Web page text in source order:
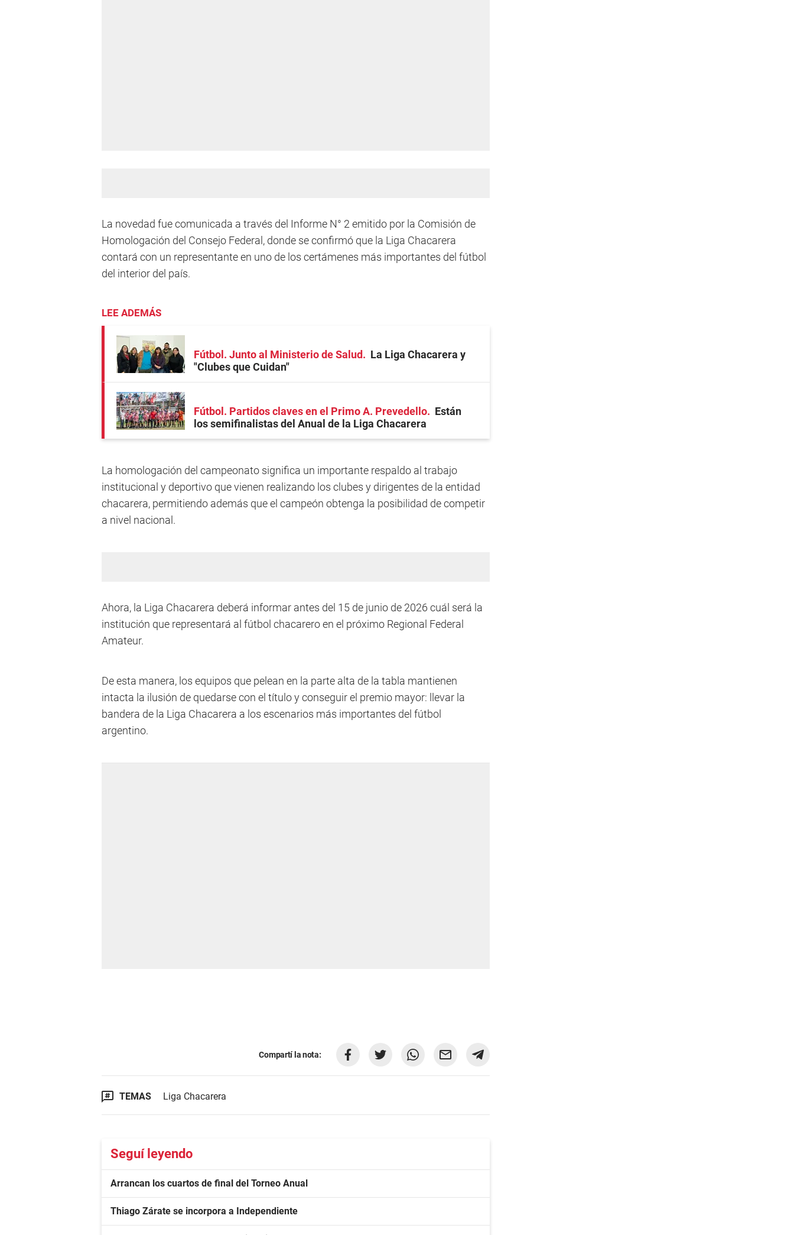
La novedad fue comunicada a través del Informe N° 2 emitido por la Comisión de
Homologación del Consejo Federal, donde se confirmó que la Liga Chacarera
contará con un representante en uno de los certámenes más importantes del fútbol
del interior del país.
LEE ADEMÁS
Fútbol. Junto al Ministerio de Salud
La Liga Chacarera y
"Clubes que Cuidan"
Fútbol. Partidos claves en el Primo A. Prevedello
Están
los semifinalistas del Anual de la Liga Chacarera
La homologación del campeonato significa un importante respaldo al trabajo
institucional y deportivo que vienen realizando los clubes y dirigentes de la entidad
chacarera, permitiendo además que el campeón obtenga la posibilidad de competir
a nivel nacional.
Ahora, la Liga Chacarera deberá informar antes del 15 de junio de 2026 cuál será la
institución que representará al fútbol chacarero en el próximo Regional Federal
Amateur.
De esta manera, los equipos que pelean en la parte alta de la tabla mantienen
intacta la ilusión de quedarse con el título y conseguir el premio mayor: llevar la
bandera de la Liga Chacarera a los escenarios más importantes del fútbol
argentino.
Compartí la nota:
TEMAS Liga Chacarera
Seguí leyendo
Arrancan los cuartos de final del Torneo Anual
Thiago Zárate se incorpora a Independiente